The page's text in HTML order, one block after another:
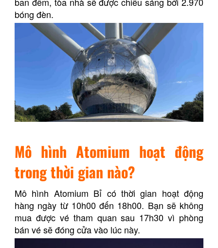
bóng đèn.
Mô hình Atomium hoạt động
trong thời gian nào?
Mô hình Atomium Bỉ có thời gian hoạt động
hàng ngày từ 10h00 đến 18h00. Bạn sẽ không
mua được vé tham quan sau 17h30 vì phòng
bán vé sẽ đóng cửa vào lúc này.